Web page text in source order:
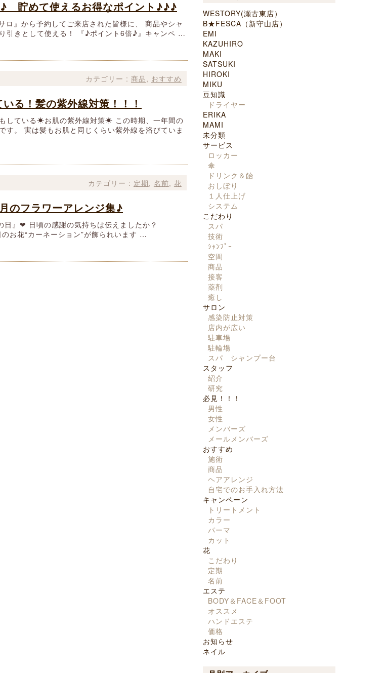
貯めて使えるお得なポイント♪♪♪
ロ』から予約してご来店された皆様に、 商品やシャ
引きとして使える！ 『♪ポイント6倍♪』キャンペ …
カテゴリー : 商品, おすすめ
る！髪の紫外線対策！！！
している☀お肌の紫外線対策☀ この時期、一年間の
す。 実は髪もお肌と同じくらい紫外線を浴びていま
カテゴリー : 定期, 名前, 花
のフラワーアレンジ集♪
日』❤ 日頃の感謝の気持ちは伝えましたか？
お花“カーネーション”が飾られいます …
WESTORY(瀬古東店）
B★FESCA（新守山店）
EMI
KAZUHIRO
MAKI
SATSUKI
HIROKI
MIKU
豆知識
ドライヤー
ERIKA
MAMI
未分類
サービス
ロッカー
傘
ドリンク＆飴
おしぼり
１人仕上げ
システム
こだわり
スパ
技術
ｼｬﾝﾌﾟｰ
空間
商品
接客
薬剤
癒し
サロン
感染防止対策
店内が広い
駐車場
駐輪場
スパ シャンプー台
スタッフ
紹介
研究
必見！！！
男性
女性
メンバーズ
メールメンバーズ
おすすめ
施術
商品
ヘアアレンジ
自宅でのお手入れ方法
キャンペーン
トリートメント
カラー
パーマ
カット
花
こだわり
定期
名前
エステ
BODY＆FACE＆FOOT
オススメ
ハンドエステ
価格
お知らせ
ネイル